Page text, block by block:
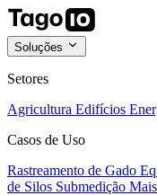
Soluções
Setores
Agricultura Edifícios
Casos de Uso
Rastreamento de Gado
de Silos Submedição Mais